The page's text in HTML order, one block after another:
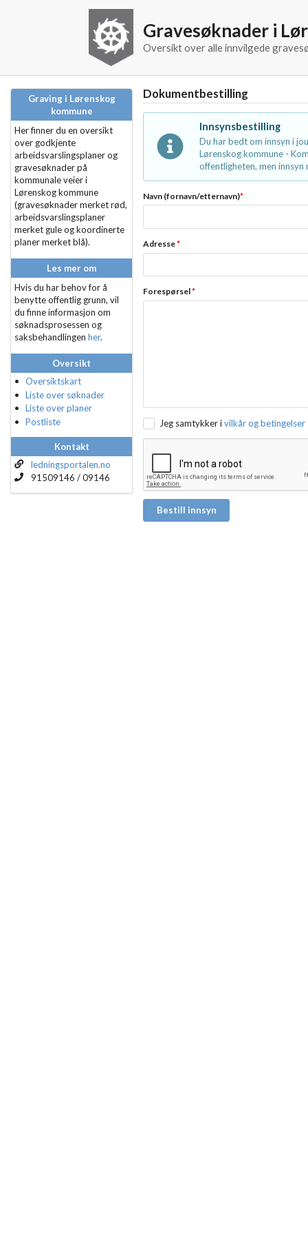
Gravesøknader i
Oversikt over alle innvilgede
Graving i Lørenskog
kommune
Her finner du en oversikt
over godkjente
arbeidsvarslingsplaner og
gravesøknader på
kommunale veier i
Lørenskog kommune
(gravesøknader merket rød,
arbeidsvarslingsplaner
merket gule og koordinerte
planer merket blå).
Les mer om
Hvis du har behov for å
benytte offentlig grunn, vil
du finne informasjon om
søknadsprosessen og
saksbehandlingen her.
Oversikt
Oversiktskart
Liste over søknader
Liste over planer
Postliste
Kontakt
ledningsportalen.no
91509146 / 09146
Dokumentbestilling
Innsynsbestilling
Du har bedt om innsyn i
Lørenskog kommune -
offentligheten, men innsyn
Navn (fornavn/etternavn)*
Adresse*
Forespørsel*
Jeg samtykker i vilkår og betingelser
Bestill innsyn